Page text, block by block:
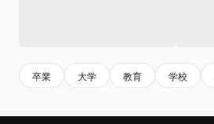
卒業 大学 教育 学校